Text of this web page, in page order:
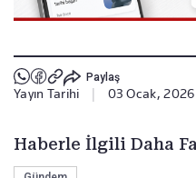
Paylaş
Yayın Tarihi 03 Ocak,
Haberle İlgili Daha